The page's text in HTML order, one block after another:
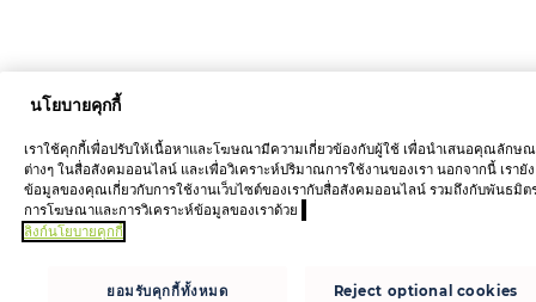
นโยบายคุกกี้
เราใช้คุกกี้เพื่อปรับให้เนื้อหาและโฆษณามีความเกี่ยวข้องกับผู้ใช้ เพื่อนำเสนอคุณลักษ
ต่างๆ ในสื่อสังคมออนไลน์ และเพื่อวิเคราะห์ปริมาณการใช้งานของเรา นอกจากนี้ เรายั
ข้อมูลของคุณเกี่ยวกับการใช้งานเว็บไซต์ของเรากับสื่อสังคมออนไลน์ รวมถึงกับพันธมิต
การโฆษณาและการวิเคราะห์ข้อมูลของเราด้วย
ลิงก์นโยบายคุกกี้
ยอมรับคุกกี้ทั้งหมด Reject optional cookies